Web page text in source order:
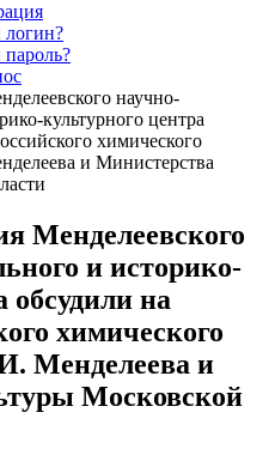
научно-
культурного центра
химического
и Министерства
Менделеевского
и историко-
обсудили на
химического
Менделеева и
Московской